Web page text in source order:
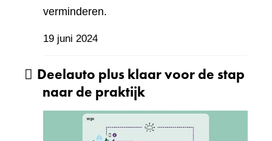
verminderen.
19 juni 2024
Deelauto plus klaar voor de stap
naar de praktijk